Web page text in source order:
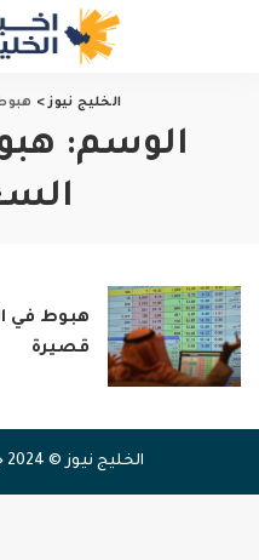
الخليج نيوز>
الوسم:
هبوط في
قصيرة
الخليج نيوز © 2024 جميع الحقوق محفوظة.